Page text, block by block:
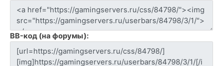
BB-код (на форумы):